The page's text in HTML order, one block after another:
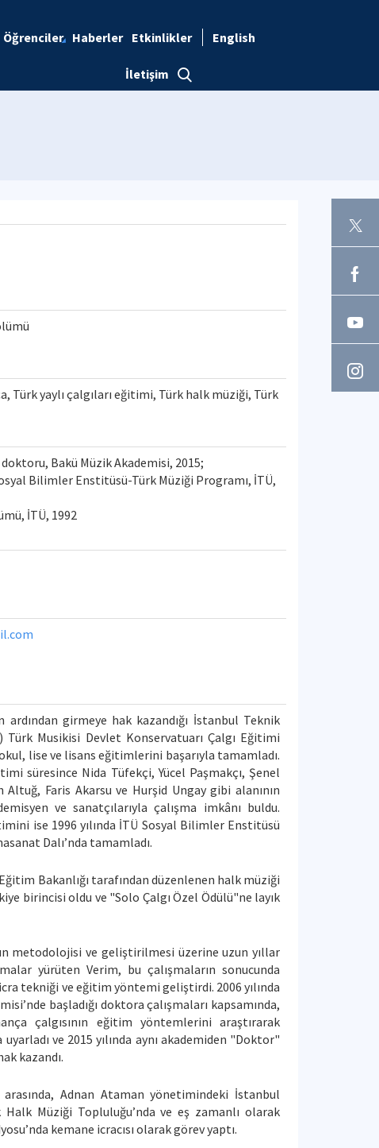
Öğrenciler Haberler Etkinlikler
İletişim
English
Türk yaylı çalgıları eğitimi, Türk halk müziği, Türk
Bakü Müzik Akademisi, 2015;
Bilimler Enstitüsü-Türk Müziği Programı, İTÜ,
İTÜ, 1992
girmeye hak kazandığı İstanbul Teknik
Türk Musikisi Devlet Konservatuarı Çalgı Eğitimi
lise ve lisans eğitimlerini başarıyla tamamladı.
süresince Nida Tüfekçi, Yücel Paşmakçı, Şenel
Altuğ, Faris Akarsu ve Hurşid Ungay gibi alanının
ve sanatçılarıyla çalışma imkânı buldu.
ise 1996 yılında İTÜ Sosyal Bilimler Enstitüsü
Dalı’nda tamamladı.
Bakanlığı tarafından düzenlenen halk müziği
birincisi oldu ve "Solo Çalgı Özel Ödülü"ne layık
metodolojisi ve geliştirilmesi üzerine uzun yıllar
yürüten Verim, bu çalışmaların sonucunda
tekniği ve eğitim yöntemi geliştirdi. 2006 yılında
başladığı doktora çalışmaları kapsamında,
çalgısının eğitim yöntemlerini araştırarak
uyarladı ve 2015 yılında aynı akademiden "Doktor"
kazandı.
arasında, Adnan Ataman yönetimindeki İstanbul
Müziği Topluluğu’nda ve eş zamanlı olarak
kemane icracısı olarak görev yaptı.